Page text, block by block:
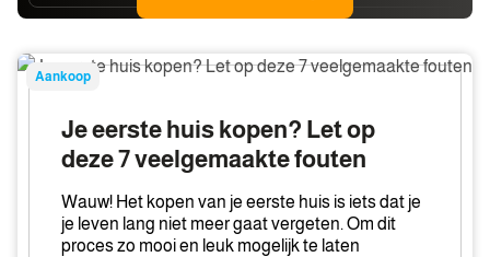
Je
eerste
kopen?
Aankoop
Je eerste huis kopen? Let op
deze 7 veelgemaakte fouten
Wauw! Het kopen van je eerste huis is iets dat je
je leven lang niet meer gaat vergeten. Om dit
proces zo mooi en leuk mogelijk te laten